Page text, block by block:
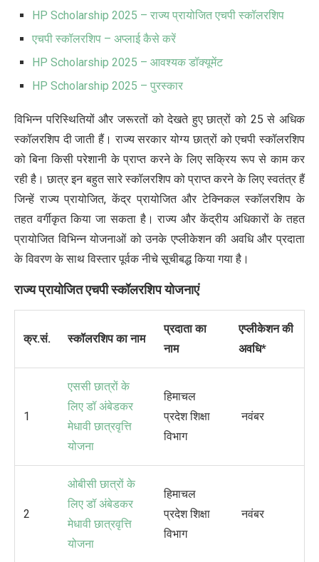
HP Scholarship 2025 – राज्य प्रायोजित एचपी स्कॉलरशिप
एचपी स्कॉलरशिप – अप्लाई कैसे करें
HP Scholarship 2025 – आवश्यक डॉक्यूमेंट
HP Scholarship 2025 – पुरस्कार
विभिन्न परिस्थितियों और जरूरतों को देखते हुए छात्रों को 25 से अधिक
स्कॉलरशिप दी जाती हैं। राज्य सरकार योग्य छात्रों को एचपी स्कॉलरशिप
को बिना किसी परेशानी के प्राप्त करने के लिए सक्रिय रूप से काम कर
रही है। छात्र इन बहुत सारे स्कॉलरशिप को प्राप्त करने के लिए स्वतंत्र हैं
जिन्हें राज्य प्रायोजित, केंद्र प्रायोजित और टेक्निकल स्कॉलरशिप के
तहत वर्गीकृत किया जा सकता है। राज्य और केंद्रीय अधिकारों के तहत
प्रायोजित विभिन्न योजनाओं को उनके एप्लीकेशन की अवधि और प्रदाता
के विवरण के साथ विस्तार पूर्वक नीचे सूचीबद्ध किया गया है।
राज्यप्रायोजितएचपीस्कॉलरशिपयोजनाएं
क्र.सं. स्कॉलरशिप का नाम
प्रदाता का
नाम
एप्लीकेशन की
अवधि*
1
एससी छात्रों के
लिए डॉ अंबेडकर
मेधावी छात्रवृत्ति
योजना
हिमाचल
प्रदेश शिक्षा
विभाग
नवंबर
2
ओबीसी छात्रों के
लिए डॉ अंबेडकर
मेधावी छात्रवृत्ति
योजना
हिमाचल
प्रदेश शिक्षा
विभाग
नवंबर